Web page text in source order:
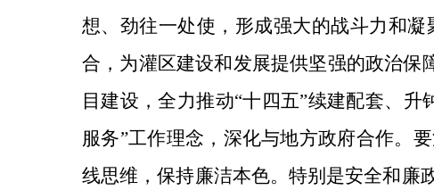
想、劲往一处使，形成强大的战斗力和
合，为灌区建设和发展提供坚强的政治保
目建设，全力推动“十四五”续建配套、
服务”工作理念，深化与地方政府合作。
线思维，保持廉洁本色。特别是安全和廉